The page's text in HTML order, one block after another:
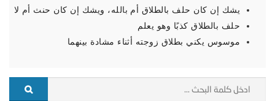
يشك إن كان حلف بالطلاق أم بالله، ويشك إن كان حنث أم لا
حلف بالطلاق كذبًا وهو يعلم
موسوس يكني بطلاق زوجته أثناء مشادة بينهما